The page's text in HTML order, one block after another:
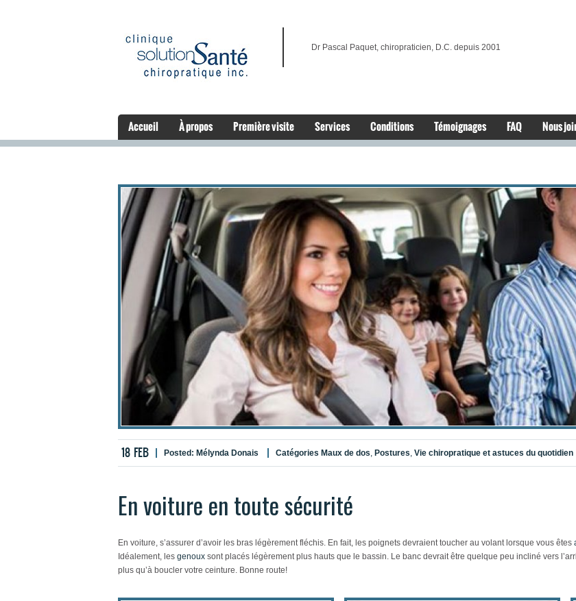
Dr Pascal Paquet, chiropraticien, D.C. depuis 2001
Accueil À propos Première visite Services Conditions Témoignages FAQ Nous
18 FEB Posted: Mélynda Donais Catégories Maux de dos Postures Vie chiropratique et astuces du quotidien
En voiture en toute sécurité
En voiture, s’assurer d’avoir les bras légèrement fléchis. En fait, les poignets devraient toucher au volant lorsque vous êtes
Idéalement, les genoux sont placés légèrement plus hauts que le bassin. Le banc devrait être quelque peu incliné vers
plus qu’à boucler votre ceinture. Bonne route!